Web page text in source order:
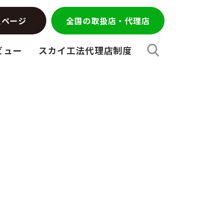
ー スカイ工法代理店制度
ージ 全国の取扱店・代理店